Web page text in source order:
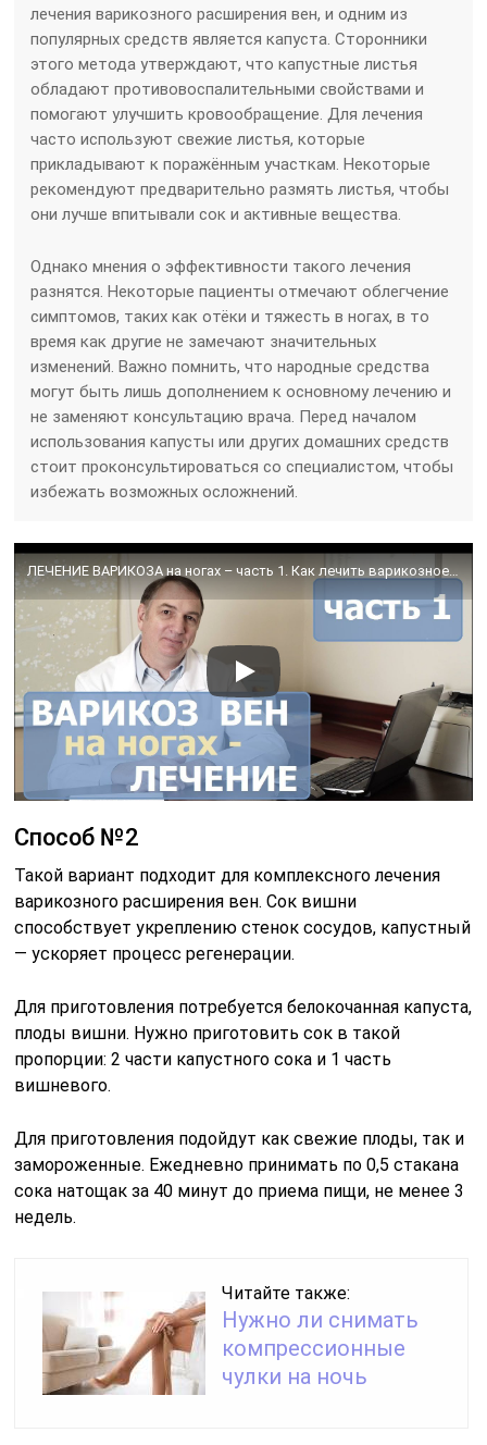
лечения варикозного расширения вен, и одним из
популярных средств является капуста. Сторонники
этого метода утверждают, что капустные листья
обладают противовоспалительными свойствами и
помогают улучшить кровообращение. Для лечения
часто используют свежие листья, которые
прикладывают к поражённым участкам. Некоторые
рекомендуют предварительно размять листья, чтобы
они лучше впитывали сок и активные вещества.
Однако мнения о эффективности такого лечения
разнятся. Некоторые пациенты отмечают облегчение
симптомов, таких как отёки и тяжесть в ногах, в то
время как другие не замечают значительных
изменений. Важно помнить, что народные средства
могут быть лишь дополнением к основному лечению и
не заменяют консультацию врача. Перед началом
использования капусты или других домашних средств
стоит проконсультироваться со специалистом, чтобы
избежать возможных осложнений.
Способ №2
Такой вариант подходит для комплексного лечения
варикозного расширения вен. Сок вишни
способствует укреплению стенок сосудов, капустный
— ускоряет процесс регенерации.
Для приготовления потребуется белокочанная капуста,
плоды вишни. Нужно приготовить сок в такой
пропорции: 2 части капустного сока и 1 часть
вишневого.
Для приготовления подойдут как свежие плоды, так и
замороженные. Ежедневно принимать по 0,5 стакана
сока натощак за 40 минут до приема пищи, не менее 3
недель.
Читайте также:
Нужно ли снимать
компрессионные
чулки на ночь